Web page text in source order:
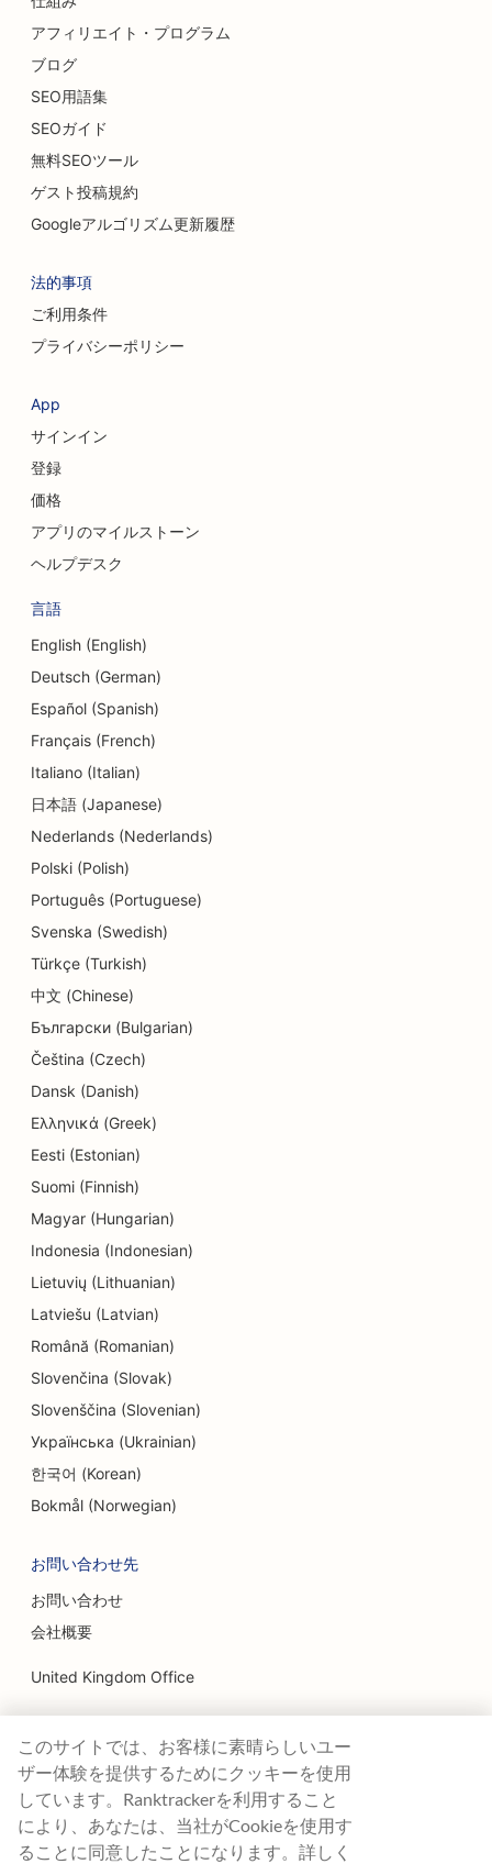
アフィリエイト・プログラム
ブログ
SEO用語集
SEOガイド
無料SEOツール
ゲスト投稿規約
Googleアルゴリズム更新履歴
法的事項
ご利用条件
プライバシーポリシー
App
サインイン
登録
価格
アプリのマイルストーン
ヘルプデスク
言語
English (English)
Deutsch (German)
Español (Spanish)
Français (French)
Italiano (Italian)
日本語 (Japanese)
Nederlands (Nederlands)
Polski (Polish)
Português (Portuguese)
Svenska (Swedish)
Türkçe (Turkish)
中文 (Chinese)
Български (Bulgarian)
Čeština (Czech)
Dansk (Danish)
Ελληνικά (Greek)
Eesti (Estonian)
Suomi (Finnish)
Magyar (Hungarian)
Indonesia (Indonesian)
Lietuvių (Lithuanian)
Latviešu (Latvian)
Română (Romanian)
Slovenčina (Slovak)
Slovenščina (Slovenian)
Українська (Ukrainian)
한국어 (Korean)
Bokmål (Norwegian)
お問い合わせ先
お問い合わせ
会社概要
United Kingdom Office
Ranktracker Ltd
144A Clerkenwell Rd
London, EC1R 5DF
Company No: 08820809
felix@ranktracker.com
このサイトでは、お客様に素晴らしいユー
ザー体験を提供するためにクッキーを使用
しています。Ranktrackerを利用すること
により、あなたは、当社がCookieを使用す
ることに同意したことになります。詳しく